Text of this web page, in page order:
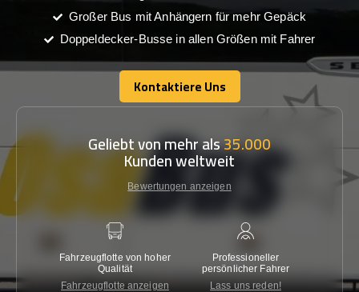
Großer Bus mit Anhängern für mehr Gepäck
Doppeldecker-Busse in allen Größen mit Fahrer
Kontaktiere Uns
Kontaktiere Uns
Geliebt von mehr als35.000
Kunden weltweit
Bewertungen anzeigen
Fahrzeugflotte von hoher
Qualität
Fahrzeugflotte anzeigen
Professioneller
persönlicher Fahrer
Lass uns reden!